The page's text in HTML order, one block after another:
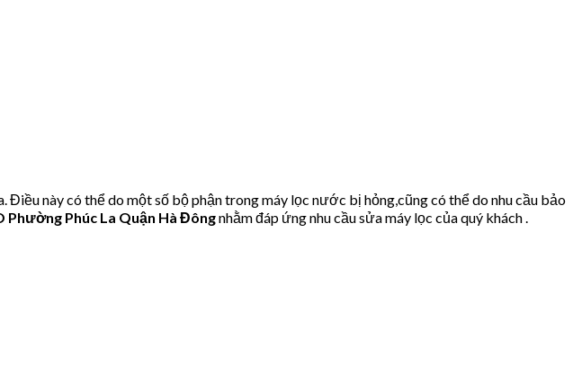
này có thể do một số bộ phận trong máy lọc nước bị hỏng,cũng có thể do nhu cầu bảo
Phúc La Quận Hà Đôngnhằm đáp ứng nhu cầu sửa máy lọc của quý khách .